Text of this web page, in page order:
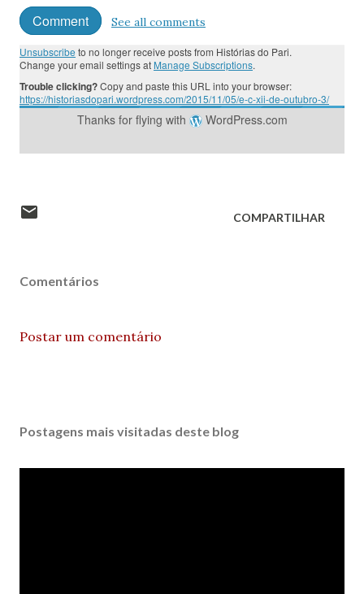
Comment See all comments
Unsubscribe to no longer receive posts from Histórias do Pari.
Change your email settings at Manage Subscriptions.
Trouble clicking?Copy and paste this URL into your browser:
https://historiasdopari.wordpress.com/2015/11/05/e-c-xii-de-outubro-3/
Thanks for flying with WordPress.com
COMPARTILHAR
Comentários
Postar um comentário
Postagens mais visitadas deste blog